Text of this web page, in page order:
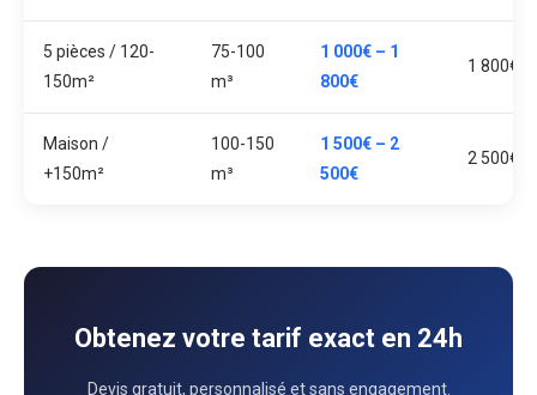
5 pièces / 120-
150m²
75-100
m³
1 000€ – 1
800€
1 800€
Maison /
+150m²
100-150
m³
1 500€ – 2
500€
2 500€ –
Obtenez votre tarif exact en 24h
Devis gratuit, personnalisé et sans engagement.